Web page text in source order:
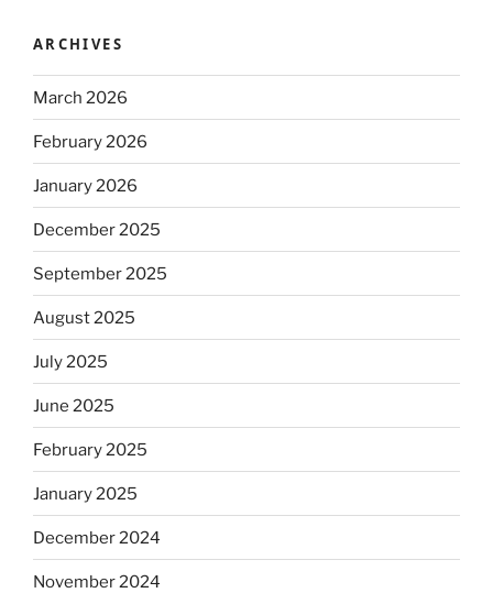
ARCHIVES
March 2026
February 2026
January 2026
December 2025
September 2025
August 2025
July 2025
June 2025
February 2025
January 2025
December 2024
November 2024